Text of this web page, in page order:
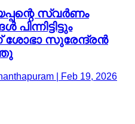
സ്വർണം
ശോഭാ സുരേന്ദ്രൻ
| Feb 19, 2026